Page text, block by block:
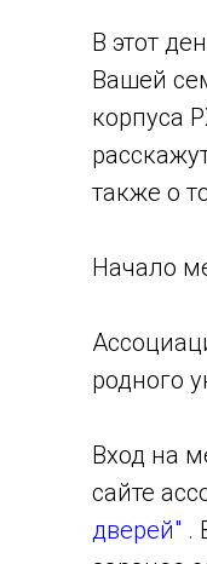
В этот
Вашей
корпуса
также о
Начало
родного
Вход на
сайте
дверей" .